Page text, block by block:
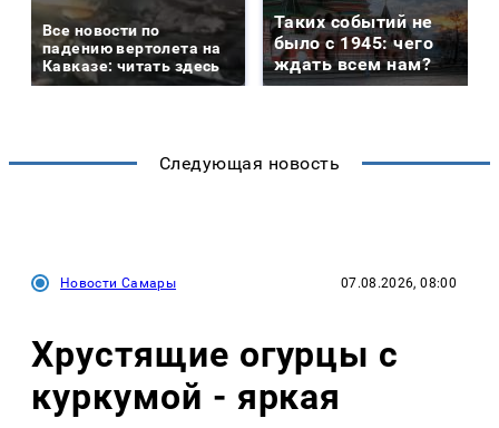
Все новости по
падению вертолета на
Кавказе: читать здесь
Таких событий не
было с 1945: чего
ждать всем нам?
Следующая новость
Новости Самары 07.08.2026, 08:00
Хрустящие огурцы с
куркумой - яркая